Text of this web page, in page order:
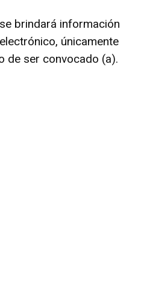
brindará información
únicamente
de ser convocado (a).